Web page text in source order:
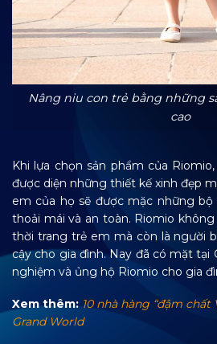
Nâng niu con trẻ bằng những
cao
Khi lựa chọn sản phẩm của
được diện những thiết kế xinh đẹp
em của họ sẽ được mặc những
thoải mái và an toàn. Riomio
thời trang trẻ em mà còn là người
cậy cho gia đình. Nay đã có mặt tại
nghiệm và ủng hộ Riomio cho gia
Xem thêm: 10 nhà hàng “đậm
Grand World